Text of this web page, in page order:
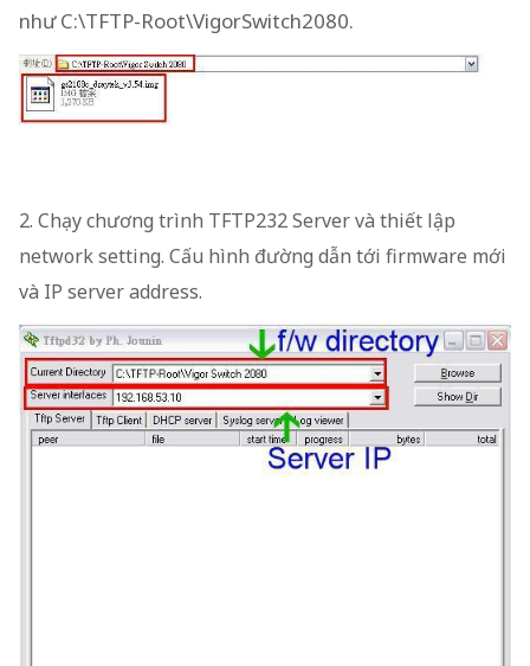
như C:\TFTP-Root\VigorSwitch2080.
2. Chạy chương trình TFTP232 Server và thiết lập
network setting. Cấu hình đường dẫn tới firmware mới
và IP server address.